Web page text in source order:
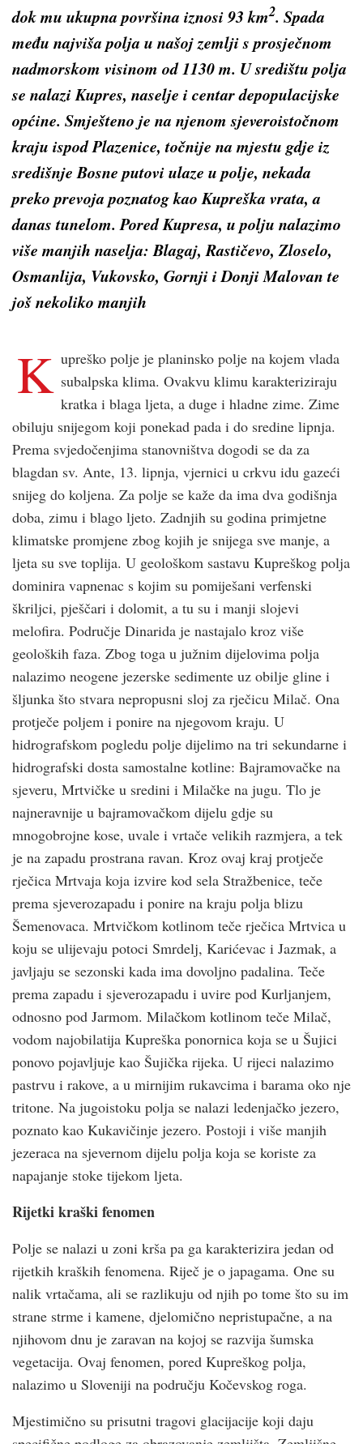
dok mu ukupna površina iznosi 93 km2. Spada
među najviša polja u našoj zemlji s prosječnom
nadmorskom visinom od 1130 m. U središtu polja
se nalazi Kupres, naselje i centar depopulacijske
općine. Smješteno je na njenom sjeveroistočnom
kraju ispod Plazenice, točnije na mjestu gdje iz
središnje Bosne putovi ulaze u polje, nekada
preko prevoja poznatog kao Kupreška vrata, a
danas tunelom. Pored Kupresa, u polju nalazimo
više manjih naselja: Blagaj, Rastičevo, Zloselo,
Osmanlija, Vukovsko, Gornji i Donji Malovan te
još nekoliko manjih
K upreško polje je planinsko polje na kojem vlada
subalpska klima. Ovakvu klimu karakteriziraju
kratka i blaga ljeta, a duge i hladne zime. Zime
obiluju snijegom koji ponekad pada i do sredine lipnja.
Prema svjedočenjima stanovništva dogodi se da za
blagdan sv. Ante, 13. lipnja, vjernici u crkvu idu gazeći
snijeg do koljena. Za polje se kaže da ima dva godišnja
doba, zimu i blago ljeto. Zadnjih su godina primjetne
klimatske promjene zbog kojih je snijega sve manje, a
ljeta su sve toplija. U geološkom sastavu Kupreškog polja
dominira vapnenac s kojim su pomiješani verfenski
škriljci, pješčari i dolomit, a tu su i manji slojevi
melofira. Područje Dinarida je nastajalo kroz više
geoloških faza. Zbog toga u južnim dijelovima polja
nalazimo neogene jezerske sedimente uz obilje gline i
šljunka što stvara nepropusni sloj za rječicu Milač. Ona
protječe poljem i ponire na njegovom kraju. U
hidrografskom pogledu polje dijelimo na tri sekundarne i
hidrografski dosta samostalne kotline: Bajramovačke na
sjeveru, Mrtvičke u sredini i Milačke na jugu. Tlo je
najneravnije u bajramovačkom dijelu gdje su
mnogobrojne kose, uvale i vrtače velikih razmjera, a tek
je na zapadu prostrana ravan. Kroz ovaj kraj protječe
rječica Mrtvaja koja izvire kod sela Stražbenice, teče
prema sjeverozapadu i ponire na kraju polja blizu
Šemenovaca. Mrtvičkom kotlinom teče rječica Mrtvica u
koju se ulijevaju potoci Smrdelj, Karićevac i Jazmak, a
javljaju se sezonski kada ima dovoljno padalina. Teče
prema zapadu i sjeverozapadu i uvire pod Kurljanjem,
odnosno pod Jarmom. Milačkom kotlinom teče Milač,
vodom najobilatija Kupreška ponornica koja se u Šujici
ponovo pojavljuje kao Šujička rijeka. U rijeci nalazimo
pastrvu i rakove, a u mirnijim rukavcima i barama oko nje
tritone. Na jugoistoku polja se nalazi ledenjačko jezero,
poznato kao Kukavičinje jezero. Postoji i više manjih
jezeraca na sjevernom dijelu polja koja se koriste za
napajanje stoke tijekom ljeta.
Rijetki kraški fenomen
Polje se nalazi u zoni krša pa ga karakterizira jedan od
rijetkih kraških fenomena. Riječ je o japagama. One su
nalik vrtačama, ali se razlikuju od njih po tome što su im
strane strme i kamene, djelomično nepristupačne, a na
njihovom dnu je zaravan na kojoj se razvija šumska
vegetacija. Ovaj fenomen, pored Kupreškog polja,
nalazimo u Sloveniji na području Kočevskog roga.
Mjestimično su prisutni tragovi glacijacije koji daju